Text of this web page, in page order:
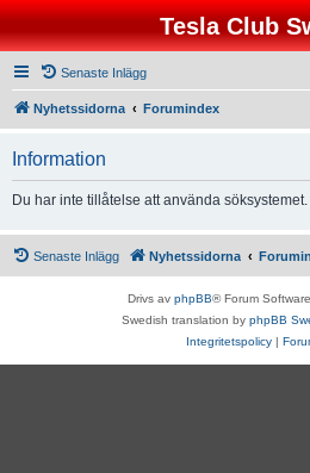
Tesla Club
Senaste Inlägg
Nyhetssidorna Forumindex
Information
Du har inte tillåtelse att använda söksystemet.
Senaste Inlägg Nyhetssidorna
Drivs av phpBB® Forum
Swedish translation by phpBB
Integritetspolicy |